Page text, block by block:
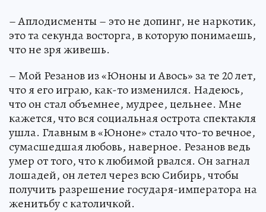
– Аплодисменты – это не допинг, не наркотик,
это та секунда восторга, в которую понимаешь,
что не зря живешь.
– Мой Резанов из «Юноны и Авось» за те 20 лет,
что я его играю, как-то изменился. Надеюсь,
что он стал объемнее, мудрее, цельнее. Мне
кажется, что вся социальная острота спектакля
ушла. Главным в «Юноне» стало что-то вечное,
сумасшедшая любовь, наверное. Резанов ведь
умер от того, что к любимой рвался. Он загнал
лошадей, он летел через всю Сибирь, чтобы
получить разрешение государя-императора на
женитьбу с католичкой.